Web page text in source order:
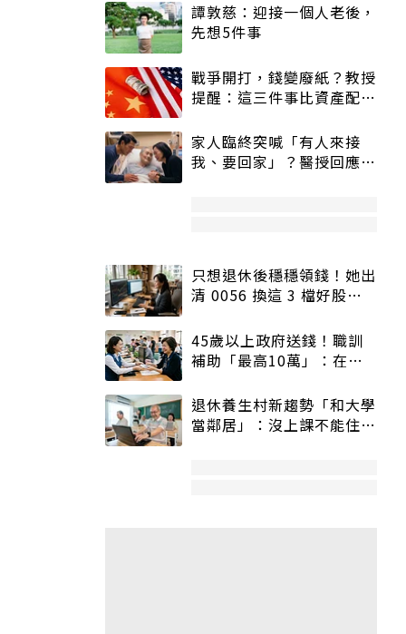
譚敦慈：迎接一個人老後，
先想5件事
戰爭開打，錢變廢紙？教授
提醒：這三件事比資產配置
家人臨終突喊「有人來接
我、要回家」？醫授回應方
只想退休後穩穩領錢！她出
清 0056 換這 3 檔好股：
45歲以上政府送錢！職訓
補助「最高10萬」：在
退休養生村新趨勢「和大學
當鄰居」：沒上課不能住、